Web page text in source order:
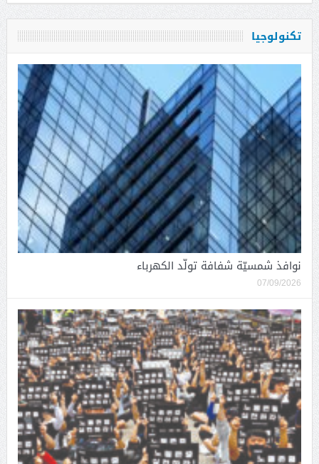
تكنولوجيا
نوافذ شمسيّة شفافة تولّد الكهرباء
07/09/2026